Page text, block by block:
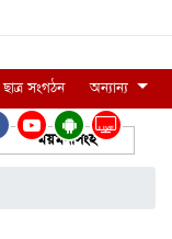
LIVE
ছাত্র সংগঠন অন্যান্য
ময়মনসিংহ